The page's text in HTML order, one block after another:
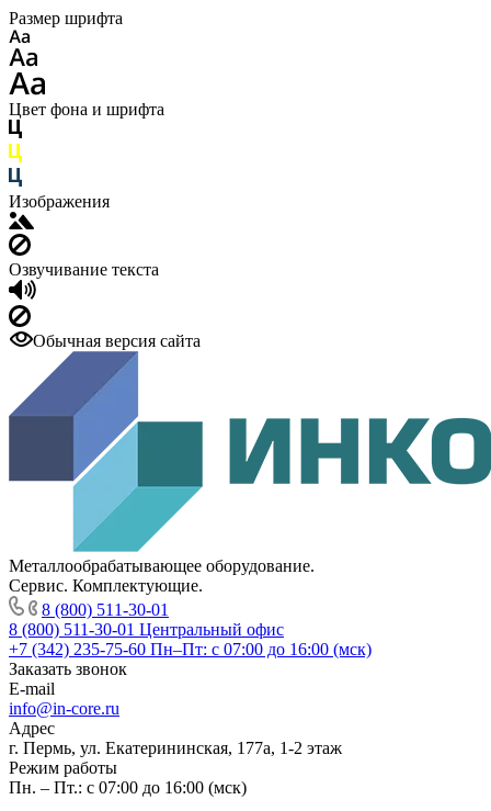
Размер шрифта
Цвет фона и шрифта
Изображения
Озвучивание текста
Обычная версия сайта
Металлообрабатывающее оборудование.
Сервис. Комплектующие.
8 (800) 511-30-01
8 (800) 511-30-01 Центральный офис
+7 (342) 235-75-60 Пн–Пт: с 07:00 до 16:00 (мск)
Заказать звонок
E-mail
info@in-core.ru
Адрес
г. Пермь, ул. ​Екатерининская, 177а, ​1-2 этаж
Режим работы
Пн. – Пт.: с 07:00 до 16:00 (мск)